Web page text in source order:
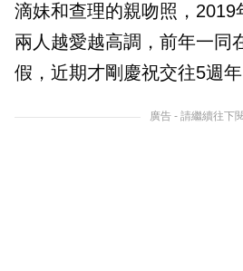
滴妹和查理的親吻照，2019
兩人越愛越高調，前年一同
假，近期才剛慶祝交往5週年
廣告 - 請繼續往下